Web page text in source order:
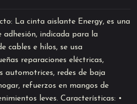
La cinta aislante Energy, es una
indicada para la
cables e hilos, se usa
reparaciones eléctricas,
automotrices, redes de baja
refuerzos en mangos de
leves. Características: •